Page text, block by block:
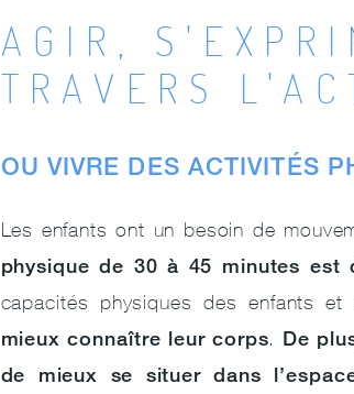
AGIR,
TRAVERS
OU VIVRE DES ACTIVITÉS
Les enfants ont un besoin de
physique de 30 à 45 minutes est
capacités physiques des enfants et
mieux connaître leur corps. De
de mieux se situer dans